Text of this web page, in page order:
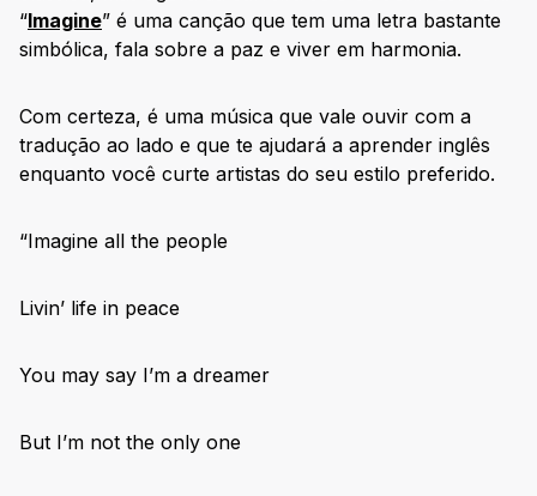
“Imagine” é uma canção que tem uma letra bastante
simbólica, fala sobre a paz e viver em harmonia.
Com certeza, é uma música que vale ouvir com a
tradução ao lado e que te ajudará a aprender inglês
enquanto você curte artistas do seu estilo preferido.
“Imagine all the people
Livin’ life in peace
You may say I’m a dreamer
But I’m not the only one